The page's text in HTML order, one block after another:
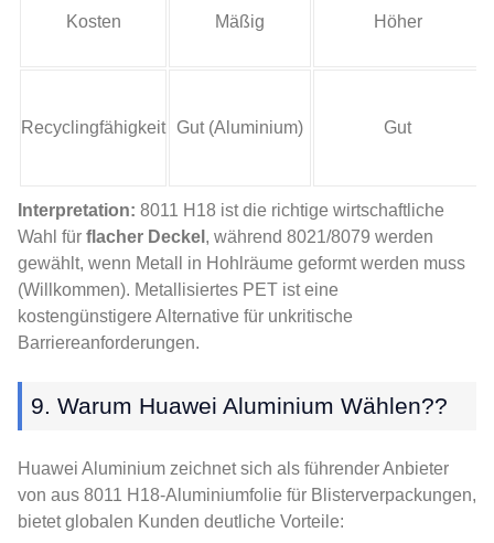
Kosten Mäßig Höher
Recyclingfähigkeit Gut (Aluminium) Gut
Interpretation: 8011 H18 ist die richtige wirtschaftliche
Wahl für flacher Deckel , während 8021/8079 werden
gewählt, wenn Metall in Hohlräume geformt werden muss
(Willkommen). Metallisiertes PET ist eine
kostengünstigere Alternative für unkritische
Barriereanforderungen.
9. Warum Huawei Aluminium Wählen??
Huawei Aluminium zeichnet sich als führender Anbieter
von aus 8011 H18-Aluminiumfolie für Blisterverpackungen,
bietet globalen Kunden deutliche Vorteile: